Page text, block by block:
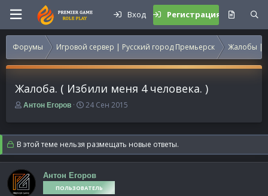
Вход Регистрация
Форумы Игровой сервер | Русский город Премьерск Жалобы |
Жалоба. ( Избили меня 4 человека. )
А
т
о
р
т
е
м
ы
Антон Егоров
Д
т
а
н
а
а
л
24 Сен 2015
В этой теме нельзя размещать новые ответы.
Антон Егоров
ПОЛЬЗОВАТЕЛЬ